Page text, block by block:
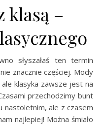
klasą –
słyszałaś ten termin
znacznie częściej. Mody
klasyka zawsze jest na
przechodzimy bunt
nastoletnim, ale z czasem
najlepiej! Można śmiało